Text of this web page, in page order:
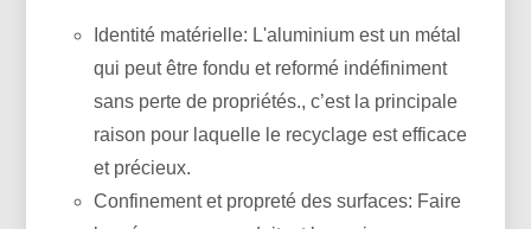
Identité matérielle: L'aluminium est un métal
qui peut être fondu et reformé indéfiniment
sans perte de propriétés., c’est la principale
raison pour laquelle le recyclage est efficace
et précieux.
Confinement et propreté des surfaces: Faire